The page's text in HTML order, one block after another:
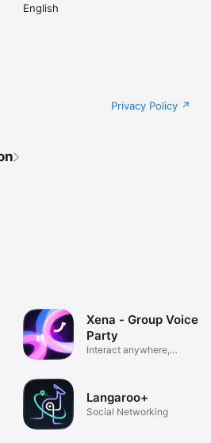
English
Privacy Policy
Xena - Group Voice
Party
Interact anywhere,
Langaroo+
Social Networking